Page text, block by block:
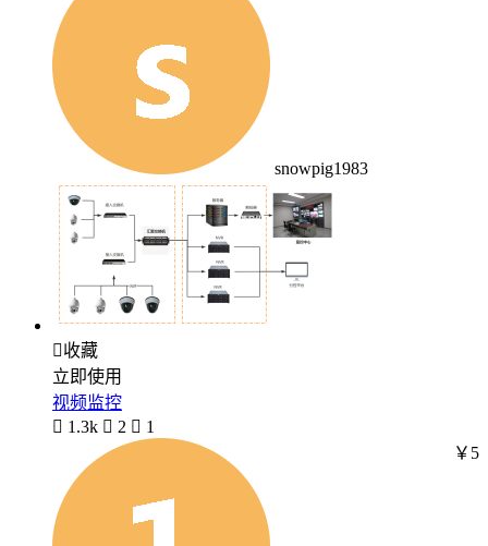
snowpig1983
收藏
立即使用
视频监控
 1.3k  2  1
￥5